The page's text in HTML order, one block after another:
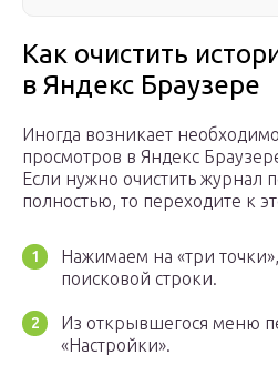
Как очистить
в Яндекс Браузере
Иногда возникает
просмотров в Яндекс
Если нужно очистить журнал
полностью, то переходите к
Нажимаем на «три
поисковой строки.
Из открывшегося меню
«Настройки».